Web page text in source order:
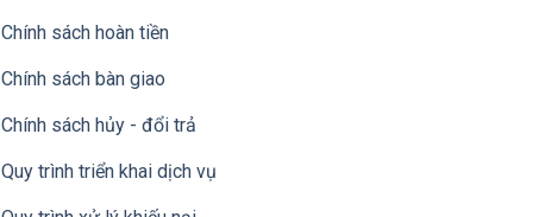
Chính sách hoàn tiền
Chính sách bàn giao
Chính sách hủy - đổi trả
Quy trình triển khai dịch vụ